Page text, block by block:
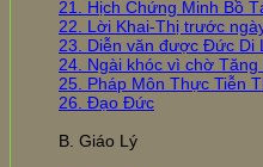
21. Hịch Chứng Minh Bồ
22. Lời Khai-Thị trước
23. Diễn văn được Đức Di
24. Ngài khóc vì chờ Tăng
25. Pháp Môn Thực Tiễn
26. Đạo Đức
B. Giáo Lý